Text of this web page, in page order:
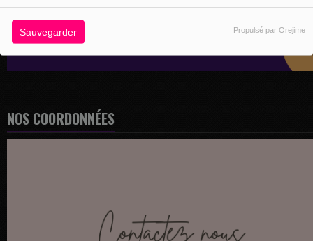
Sauvegarder Propulsé par Orejime
NOS COORDONNÉES